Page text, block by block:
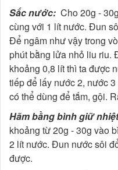
Sắc nước: Cho 20g -
cùng với 1 lít nước. Đun
Để ngâm như vậy trong
phút bằng lửa nhỏ liu riu.
khoảng 0,8 lít thì ta được
tiếp để lấy nước 2, nước
có thể dùng để tắm, gội.
Hãm bằng bình giữ
khoảng từ 20g - 30g vào
2 lít nước. Đun nước sôi
được.